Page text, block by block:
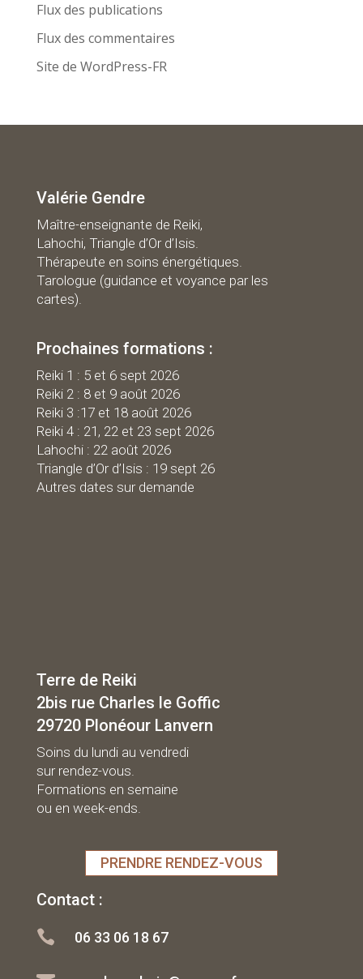
Flux des publications
Flux des commentaires
Site de WordPress-FR
Valérie Gendre
Maître-enseignante de Reiki,
Lahochi, Triangle d’Or d’Isis.
Thérapeute en soins énergétiques.
Tarologue (guidance et voyance par les
cartes).
Prochaines formations :
Reiki 1 : 5 et 6 sept 2026
Reiki 2 : 8 et 9 août 2026
Reiki 3 :17 et 18 août 2026
Reiki 4 : 21, 22 et 23 sept 2026
Lahochi : 22 août 2026
Triangle d’Or d’Isis : 19 sept 26
Autres dates sur demande
Terre de Reiki
2bis rue Charles le Goffic
29720 Plonéour Lanvern
Soins du lundi au vendredi
sur rendez-vous.
Formations en semaine
ou en week-ends.
PRENDRE RENDEZ-VOUS
Contact :
 06 33 06 18 67